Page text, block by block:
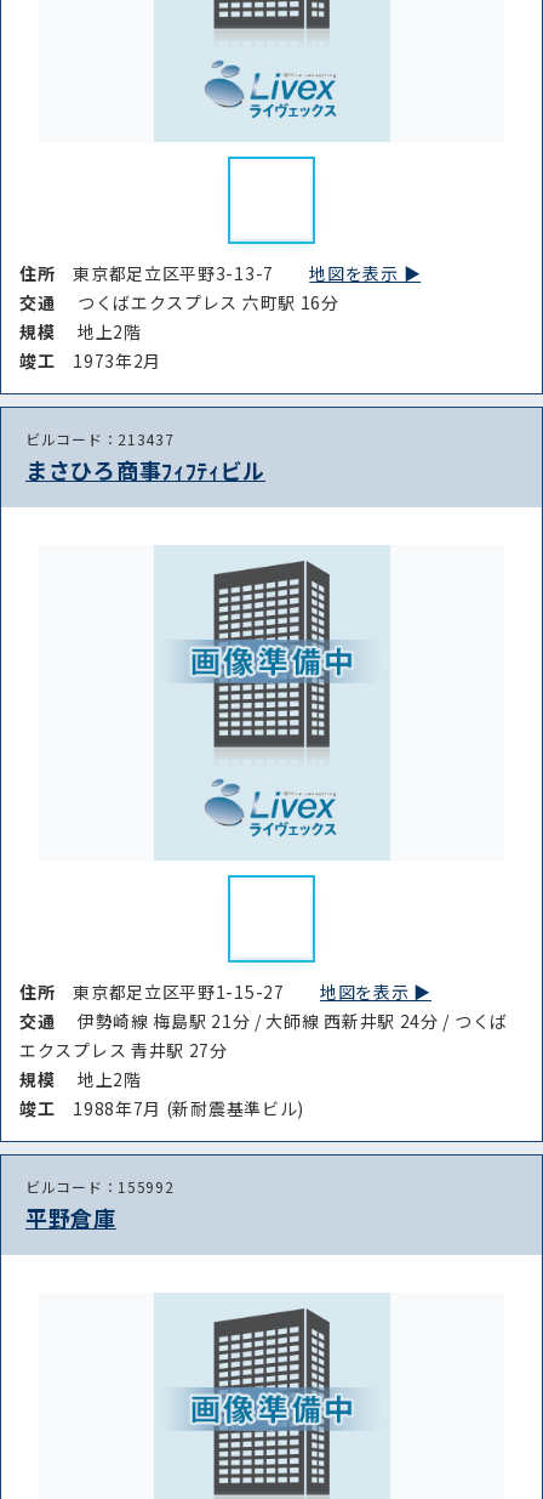
住所東京都足立区平野3-13-7地図を表示 ▶︎
交通
つくばエクスプレス 六町駅 16分
規模
地上2階
竣⼯ 1973年2月
ビルコード：213437
まさひろ商事ﾌｨﾌﾃｨビル
住所東京都足立区平野1-15-27地図を表示 ▶︎
交通
伊勢崎線 梅島駅 21分 / 大師線 西新井駅 24分 / つくば
エクスプレス 青井駅 27分
規模
地上2階
竣⼯ 1988年7月 (新耐震基準ビル)
ビルコード：155992
平野倉庫